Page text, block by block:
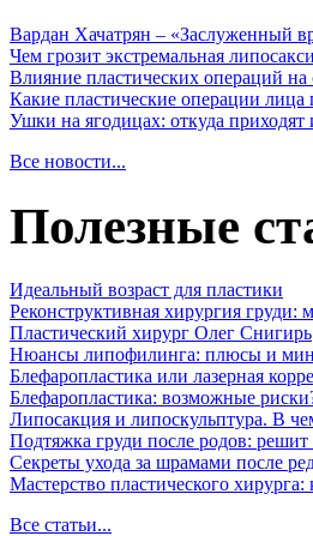
Вардан Хачатрян – «Заслуженный
Чем грозит экстремальная
Влияние пластических операций на
Какие пластические операции лица
Ушки на ягодицах: откуда приходят
Все новости...
Полезные
Идеальный возраст для пластики
Реконструктивная хирургия груди:
Пластический хирург Олег Снигирь
Нюансы липофилинга: плюсы и
Блефаропластика или лазерная
Блефаропластика: возможные
Липосакция и липоскульптура. В
Подтяжка груди после родов:
Секреты ухода за шрамами после
Мастерство пластического
Все статьи...